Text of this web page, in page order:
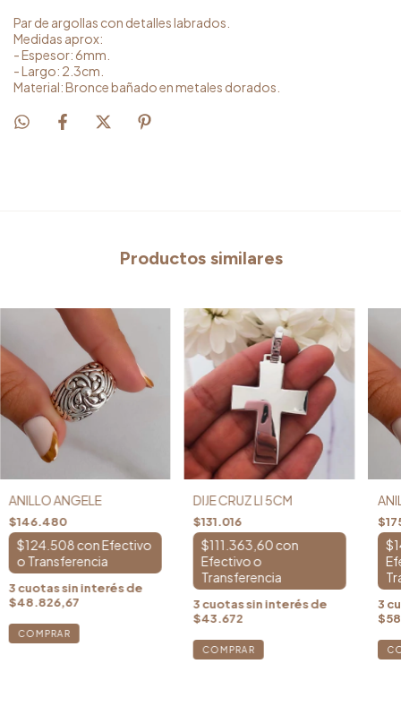
Par de argollas con detalles labrados.
Medidas aprox:
- Espesor: 6mm.
- Largo: 2.3cm.
Material: Bronce bañado en metales dorados.
Productos similares
ANILLO ANGELE
$146.480
$124.508con
3cuotas sin interés de
$48.826,67
COMPRAR
DIJE CRUZ LI 5CM
$131.016
$111.363,60con
3cuotas sin interés de
$43.672
3